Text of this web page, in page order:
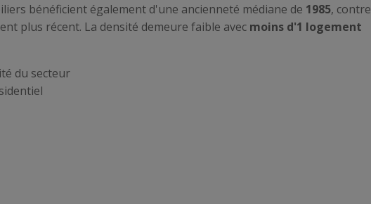
bénéficient également d'une ancienneté médiane de 1985, contre
plus récent. La densité demeure faible avec moins d'1 logement
du secteur